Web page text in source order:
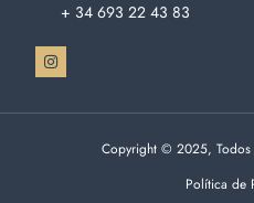
+ 34 693 22 43 83
Copyright © 2025, Todos
Política de